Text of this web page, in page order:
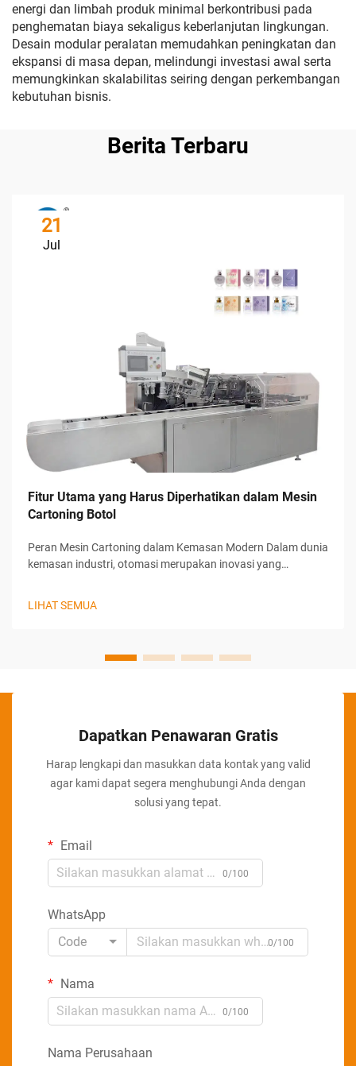
energi dan limbah produk minimal berkontribusi pada
penghematan biaya sekaligus keberlanjutan lingkungan.
Desain modular peralatan memudahkan peningkatan dan
ekspansi di masa depan, melindungi investasi awal serta
memungkinkan skalabilitas seiring dengan perkembangan
kebutuhan bisnis.
Berita Terbaru
21
Jul
Fitur Utama yang Harus Diperhatikan dalam Mesin
Cartoning Botol
Peran Mesin Cartoning dalam Kemasan Modern Dalam dunia
kemasan industri, otomasi merupakan inovasi yang
LIHAT SEMUA
Dapatkan Penawaran Gratis
Harap lengkapi dan masukkan data kontak yang valid
agar kami dapat segera menghubungi Anda dengan
solusi yang tepat.
Email
0/100
WhatsApp
Code
0/100
Nama
0/100
Nama Perusahaan